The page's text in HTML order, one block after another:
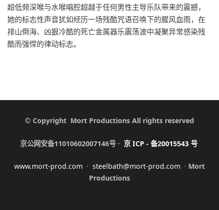
超低频深喉与水喉唱腔超越于任何男性主导乐队带来的震撼，
她的标志性声音犹如经历一场残酷咒语召唤下的腥风血雨，在
排山倒海、凶狠冷酷的死亡金属器乐震荡波中凝聚异常感染残
酷而强悍的律动标志。
© Copyright Mort Productions All rights reserved
京公网安备11010602007146号 · 京ICP - 备20015543 号
www.mort-prod.com · steelbath@mort-prod.com · Mort
Productions